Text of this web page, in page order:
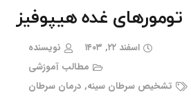
تومورهای غده هیپوفیز
اسفند ۲۲, ۱۴۰۳
نویسنده
مطالب آموزشی
تشخیص سرطان سینه, درمان سرطان